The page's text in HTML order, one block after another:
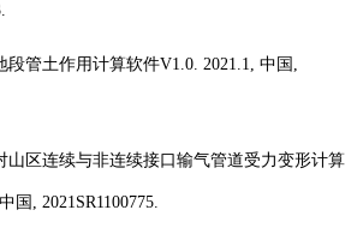
段管土作用计算软件V1.0. 2021.1, 中国 ,
山区连续与非连续接口输气管道受力变形计算
中国 , 2021SR1100775.